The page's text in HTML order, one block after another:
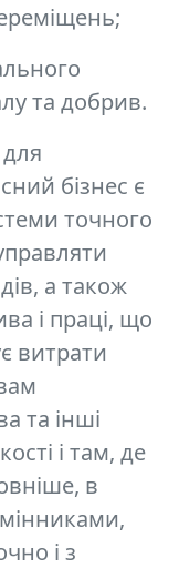
та добрив.
бізнес є
точного
а також
і праці, що
витрати
та інші
і там, де
в
і з